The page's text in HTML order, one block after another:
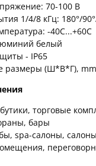
70-100 В
1/4/8 кГц: 180°/
-40С...+60С
белый
- IP65
размеры (Ш*В*Г),
торговые
бары
spa-салоны,